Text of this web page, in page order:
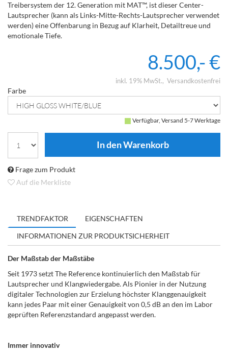
Treibersystem der 12. Generation mit MAT™, ist dieser Center-
Lautsprecher (kann als Links-Mitte-Rechts-Lautsprecher verwendet
werden) eine Offenbarung in Bezug auf Klarheit, Detailtreue und
emotionale Tiefe.
8.500,- €
inkl. 19% MwSt. Versandkostenfrei
Farbe
Verfügbar, Versand 5-7 Werktage
Frage zum Produkt
Auf die Merkliste
TRENDFAKTOR
EIGENSCHAFTEN
INFORMATIONEN ZUR PRODUKTSICHERHEIT
Der Maßstab der Maßstäbe
Seit 1973 setzt The Reference kontinuierlich den Maßstab für
Lautsprecher und Klangwiedergabe. Als Pionier in der Nutzung
digitaler Technologien zur Erzielung höchster Klanggenauigkeit
kann jedes Paar mit einer Genauigkeit von 0,5 dB an den im Labor
geprüften Referenzstandard angepasst werden.
Immer innovativ